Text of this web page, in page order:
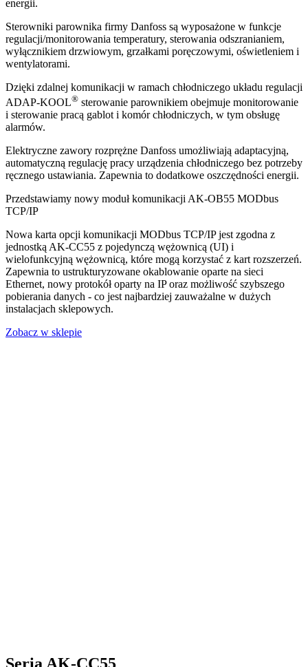
energii.
Sterowniki parownika firmy Danfoss są wyposażone w funkcje
regulacji/monitorowania temperatury, sterowania odszranianiem,
wyłącznikiem drzwiowym, grzałkami poręczowymi, oświetleniem i
wentylatorami.
Dzięki zdalnej komunikacji w ramach chłodniczego układu regulacji
ADAP-KOOL® sterowanie parownikiem obejmuje monitorowanie
i sterowanie pracą gablot i komór chłodniczych, w tym obsługę
alarmów.
Elektryczne zawory rozprężne Danfoss umożliwiają adaptacyjną,
automatyczną regulację pracy urządzenia chłodniczego bez potrzeby
ręcznego ustawiania. Zapewnia to dodatkowe oszczędności energii.
Przedstawiamy nowy moduł komunikacji AK-OB55 MODbus
TCP/IP
Nowa karta opcji komunikacji MODbus TCP/IP jest zgodna z
jednostką AK-CC55 z pojedynczą wężownicą (UI) i
wielofunkcyjną wężownicą, które mogą korzystać z kart rozszerzeń.
Zapewnia to ustrukturyzowane okablowanie oparte na sieci
Ethernet, nowy protokół oparty na IP oraz możliwość szybszego
pobierania danych - co jest najbardziej zauważalne w dużych
instalacjach sklepowych.
Zobacz w sklepie